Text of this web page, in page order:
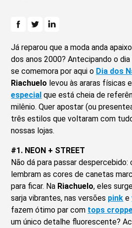
Já reparou que a moda anda
dos anos 2000? Antecipando o dia
se comemora por aqui o Dia dos
Riachuelo levou às araras físicas
especial que está cheia de
milênio. Quer apostar (ou
três estilos que voltaram com
nossas lojas.
#1. NEON + STREET
Não dá para passar
lembram as cores de canetas
para ficar. Na Riachuelo, eles
sarja vibrantes, nas versões pink e
fazem ótimo par com tops
um único detalhe fluorescente?